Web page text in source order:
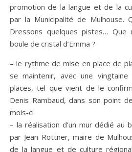
promotion de la langue et de la
par la Municipalité de Mulhouse.
Dressons quelques pistes… Que
boule de cristal d’Emma ?
– le rythme de mise en place de
se maintenir, avec une
places, tel que vient de le
Denis Rambaud, dans son point
mois-ci
– la réalisation d’un mur dédié au
par Jean Rottner, maire de
de la langue et de culture